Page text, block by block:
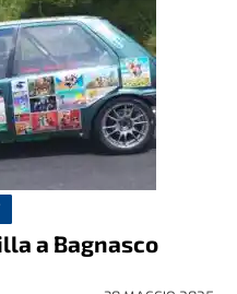
a Bagnasco